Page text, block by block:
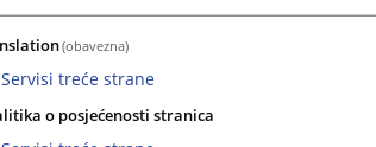
(obavezna)
Servisi treće strane
o posjećenosti stranica